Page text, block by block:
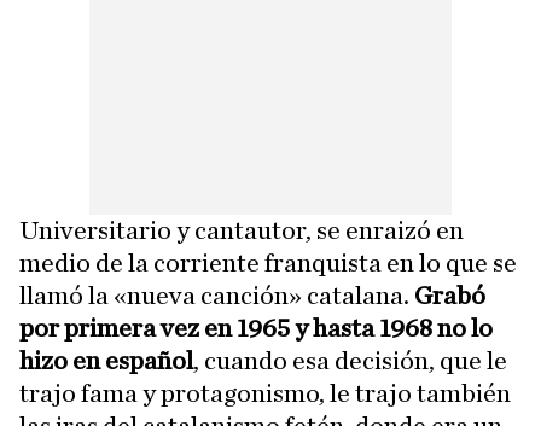
Universitario y cantautor, se enraizó en
medio de la corriente franquista en lo que se
llamó la «nueva canción» catalana. Grabó
por primera vez en 1965 y hasta 1968 no lo
hizo en español, cuando esa decisión, que le
trajo fama y protagonismo, le trajo también